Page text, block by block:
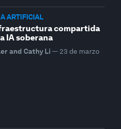
ARTIFICIAL
compartida
IA soberana
and Cathy Li — 23 de marzo